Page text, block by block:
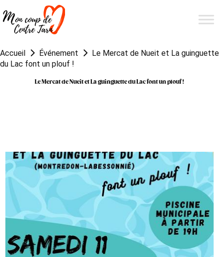
Accueil Événement
Le Mercat de Nueit et La guinguette
du Lac font un plouf !
Le Mercat de Nueit et La guinguette du Lac font un plouf !